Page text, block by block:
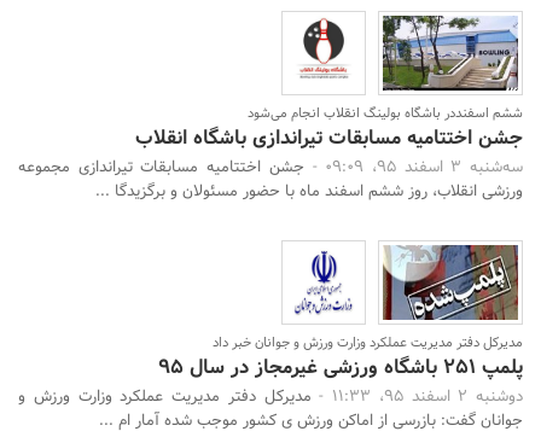
ششم اسفنددر باشگاه بولینگ انقلاب انجام می‌شود
جشن اختتامیه مسابقات تیراندازی باشگاه انقلاب
سه‌شنبه 3 اسفند 95، 09:09 -
جشن اختتامیه مسابقات تیراندازی مجموعه
ورزشی انقلاب، روز ششم اسفند ماه با حضور مسئولان و برگزیدگا ...
مدیرکل دفتر مدیریت عملکرد وزارت ورزش و جوانان خبر داد
پلمپ 251 باشگاه ورزشی غیرمجاز در سال 95
دوشنبه 2 اسفند 95، 11:33 -
مدیرکل دفتر مدیریت عملکرد وزارت ورزش و
جوانان گفت: بازرسی از اماکن ورزش ی کشور موجب شده آمار ام ...